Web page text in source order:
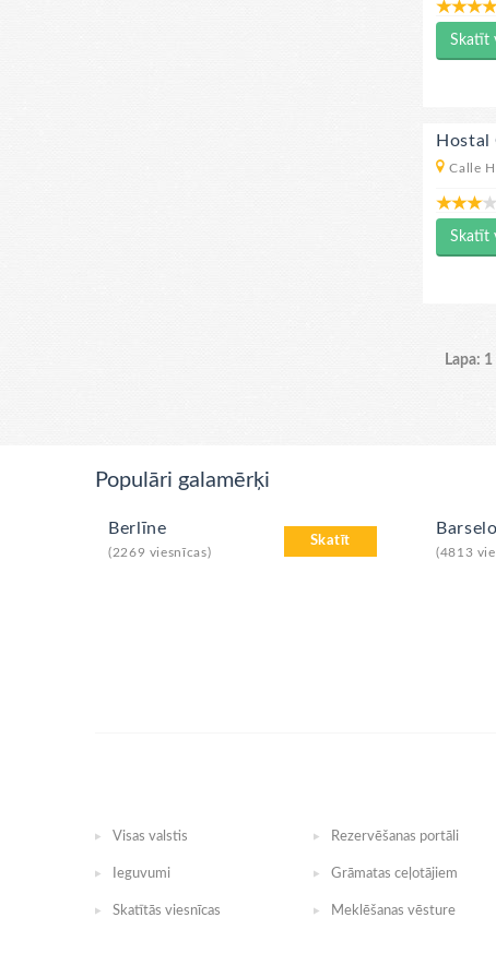
Skatīt
Hostal
Calle
Skatīt
Lapa:
Populāri galamērķi
Skatīt
Berlīne
(2269 viesnīcas) (4813
Visas valstis Rezervēšanas portāli
Ieguvumi Grāmatas ceļotājiem
Skatītās viesnīcas Meklēšanas vēsture